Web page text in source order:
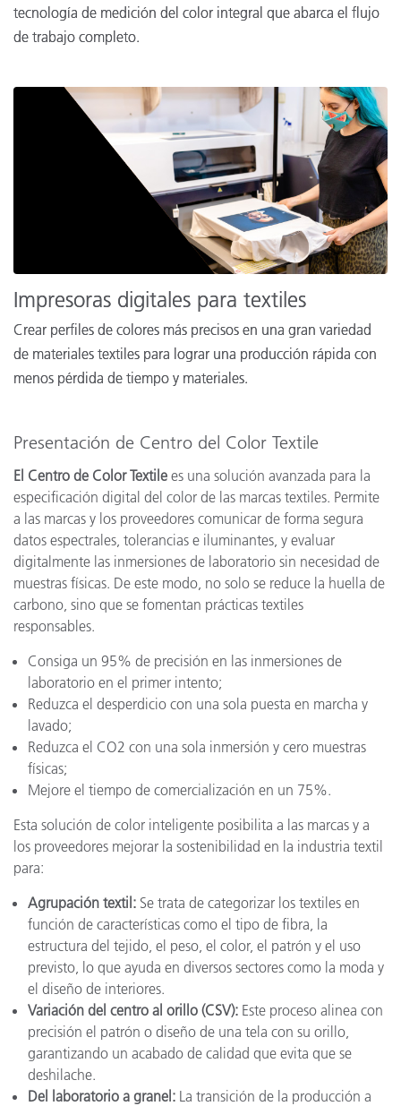
tecnología de medición del color integral que abarca el flujo
de trabajo completo.
Impresoras digitales para textiles
Crear perfiles de colores más precisos en una gran variedad
de materiales textiles para lograr una producción rápida con
menos pérdida de tiempo y materiales.
Presentación de Centro del Color Textile
El Centro de Color Textile es una solución avanzada para la
especificación digital del color de las marcas textiles. Permite
a las marcas y los proveedores comunicar de forma segura
datos espectrales, tolerancias e iluminantes, y evaluar
digitalmente las inmersiones de laboratorio sin necesidad de
muestras físicas. De este modo, no solo se reduce la huella de
carbono, sino que se fomentan prácticas textiles
responsables.
Consiga un 95% de precisión en las inmersiones de
laboratorio en el primer intento;
Reduzca el desperdicio con una sola puesta en marcha y
lavado;
Reduzca el CO2 con una sola inmersión y cero muestras
físicas;
Mejore el tiempo de comercialización en un 75%.
Esta solución de color inteligente posibilita a las marcas y a
los proveedores mejorar la sostenibilidad en la industria textil
para:
Agrupación textil: Se trata de categorizar los textiles en
función de características como el tipo de fibra, la
estructura del tejido, el peso, el color, el patrón y el uso
previsto, lo que ayuda en diversos sectores como la moda y
el diseño de interiores.
Variación del centro al orillo (CSV): Este proceso alinea con
precisión el patrón o diseño de una tela con su orillo,
garantizando un acabado de calidad que evita que se
deshilache.
Del laboratorio a granel: La transición de la producción a